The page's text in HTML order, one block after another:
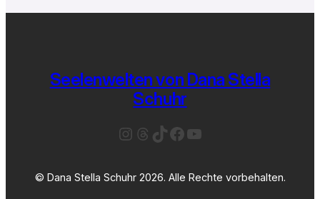
Seelenwelten von Dana Stella
Schuhr
Instagram
Threads
TikTok
Facebook
YouTube
© Dana Stella Schuhr 2026. Alle Rechte vorbehalten.